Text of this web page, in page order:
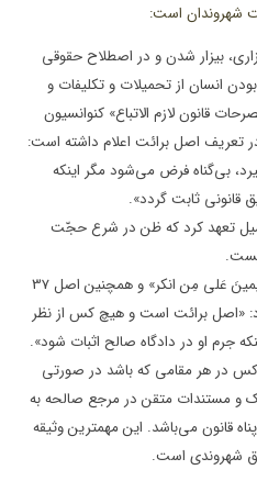
شهروندان است:
بیزار شدن و در اصطلاح حقوقی
انسان از تحمیلات و تکلیفات و
قانون لازم الاتباع» کنوانسیون
حقوق بشر در بند 2 ماده 6 در تعریف اصل برائت اعلام داشته است:
بی‌گناه فرض می‌شود مگر اینکه
قانونی ثابت گردد».
تعهد کرد که ظن در شرع حجّت
قاعده فقهی «اَلبَیِّنَهُ عَلَی المُدَّعی وَالیَمینَ عَلی مِن انکر» و همچنین اصل 37
«اصل برائت است و هیچ کس از نظر
جرم او در دادگاه صالح اثبات شود».
در هر مقامی که باشد در صورتی
و مستندات متقن در مرجع صالحه به
قانون می‌باشد. این مهمترین وثیقه
شهروندی است.